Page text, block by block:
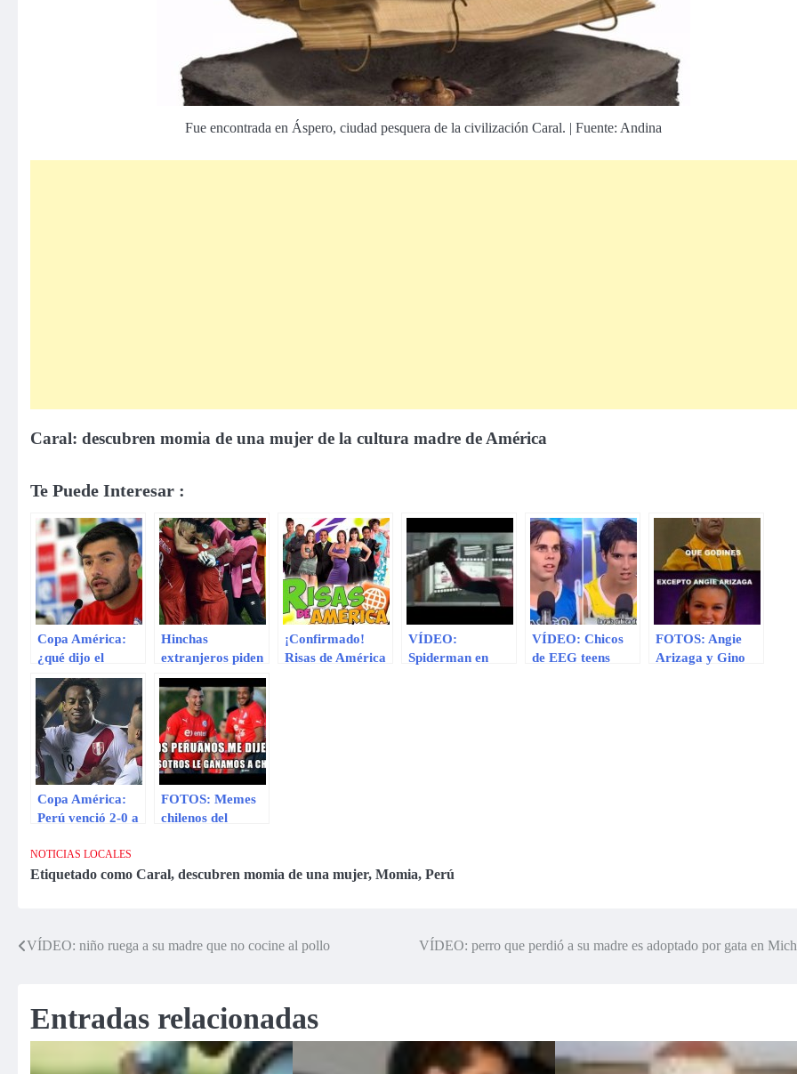
Fue encontrada en Áspero, ciudad pesquera de la civilización Caral. | Fuente: Andina
Caral: descubren momia de una mujer de la cultura madre de América
Te Puede Interesar :
Copa América:
¿qué dijo el
arquero chileno
del himno
peruano?
Hinchas
extranjeros piden
a Perú que
elimine a Chile de
la Copa América
¡Confirmado!
Risas de América
VÍDEO:
Spiderman en
VÍDEO: Chicos
de EEG teens
FOTOS: Angie
Arizaga y Gino
Copa América:
Perú venció 2-0 a
el tercer lugar
FOTOS: Memes
chilenos del
América 2015
NOTICIAS LOCALES
Etiquetado como Caral, descubren momia de una mujer, Momia, Perú
Navegación
entradas
VÍDEO: niño ruega a su madre que no cocine al pollo VÍDEO: perro que perdió a su madre es adoptado por gata en
Entradas relacionadas